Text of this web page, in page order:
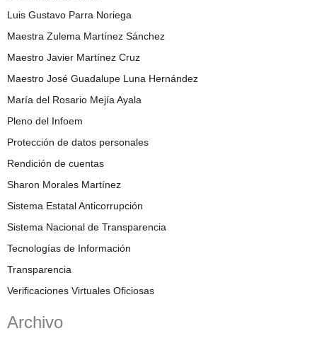
Luis Gustavo Parra Noriega
Maestra Zulema Martínez Sánchez
Maestro Javier Martínez Cruz
Maestro José Guadalupe Luna Hernández
María del Rosario Mejía Ayala
Pleno del Infoem
Protección de datos personales
Rendición de cuentas
Sharon Morales Martínez
Sistema Estatal Anticorrupción
Sistema Nacional de Transparencia
Tecnologías de Información
Transparencia
Verificaciones Virtuales Oficiosas
Archivo